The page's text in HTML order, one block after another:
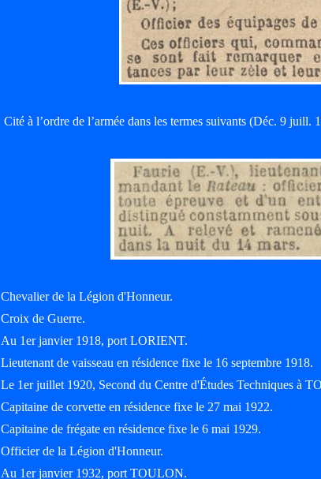
Cité à l’ordre de l’armée dans les termes suivants (Déc. 9
Chevalier de la Légion d'Honneur.
Croix de Guerre.
Au 1er janvier 1918, port LORIENT.
Lieutenant de vaisseau en résidence fixe le 16 septembre 1918.
Le 1er juillet 1920, Second du Centre d'Études Techniques à
Capitaine de corvette en résidence fixe le 27 mai 1922.
Capitaine de frégate en résidence fixe le 6 mai 1929.
Officier de la Légion d'Honneur.
Au 1er janvier 1932, port TOULON.